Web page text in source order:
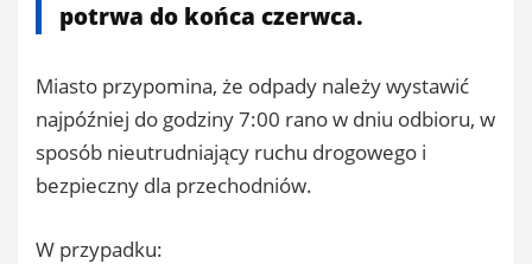
potrwa do końca czerwca.
Miasto przypomina, że odpady należy wystawić
najpóźniej do godziny 7:00 rano w dniu odbioru, w
sposób nieutrudniający ruchu drogowego i
bezpieczny dla przechodniów.
W przypadku: